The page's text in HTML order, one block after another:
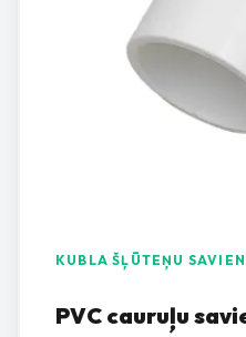
KUBLA ŠĻŪTEŅU
PVC cauruļu